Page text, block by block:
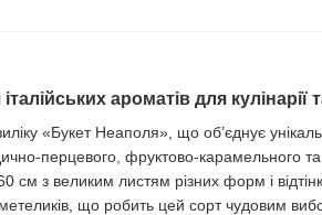
ароматів для кулінарії
«Букет Неаполя», що об’єднує
перцевого, фруктово-карамельного та
з великим листям різних форм і
що робить цей сорт чудовим